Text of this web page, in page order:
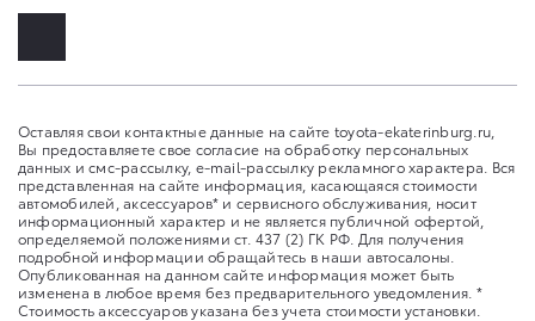
Оставляя свои контактные данные на сайте toyota-ekaterinburg.ru,
Вы предоставляете свое согласие на обработку персональных
данных и смс-рассылку, e-mail-рассылку рекламного характера. Вся
представленная на сайте информация, касающаяся стоимости
автомобилей, аксессуаров* и сервисного обслуживания, носит
информационный характер и не является публичной офертой,
определяемой положениями ст. 437 (2) ГК РФ. Для получения
подробной информации обращайтесь в наши автосалоны.
Опубликованная на данном сайте информация может быть
изменена в любое время без предварительного уведомления. *
Стоимость аксессуаров указана без учета стоимости установки.